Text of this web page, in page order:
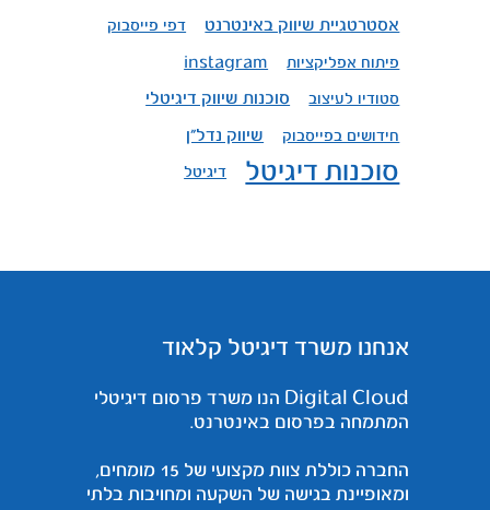
אסטרטגיית שיווק באינטרנט דפי פייסבוק
פיתוח אפליקציות instagram
סטודיו לעיצוב סוכנות שיווק דיגיטלי
חידושים בפייסבוק שיווק נדל"ן
סוכנות דיגיטל דיגיטל
אנחנו משרד דיגיטל קלאוד
Digital Cloud הנו משרד פרסום דיגיטלי
המתמחה בפרסום באינטרנט.
החברה כוללת צוות מקצועי של 15 מומחים,
ומאופיינת בגישה של השקעה ומחויבות בלתי